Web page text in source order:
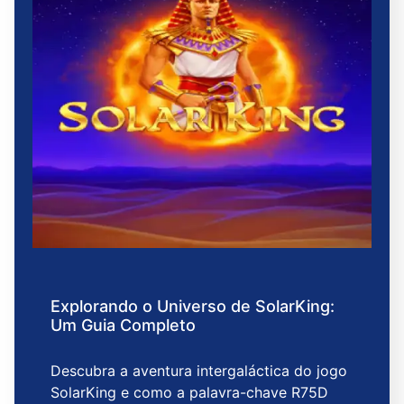
Explorando o Universo de SolarKing:
Um Guia Completo
Descubra a aventura intergaláctica do jogo
SolarKing e como a palavra-chave R75D